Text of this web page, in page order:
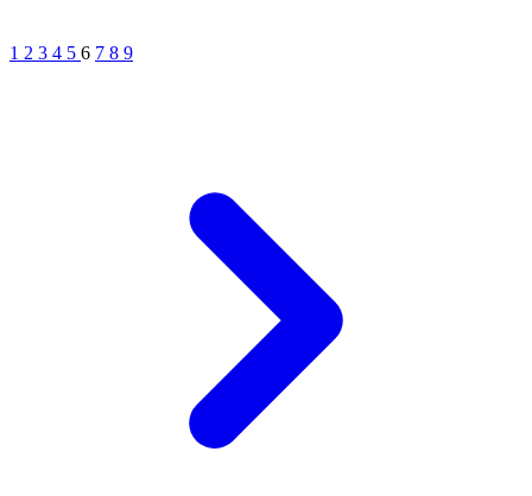
1 2 3 4 5 6 7 8 9